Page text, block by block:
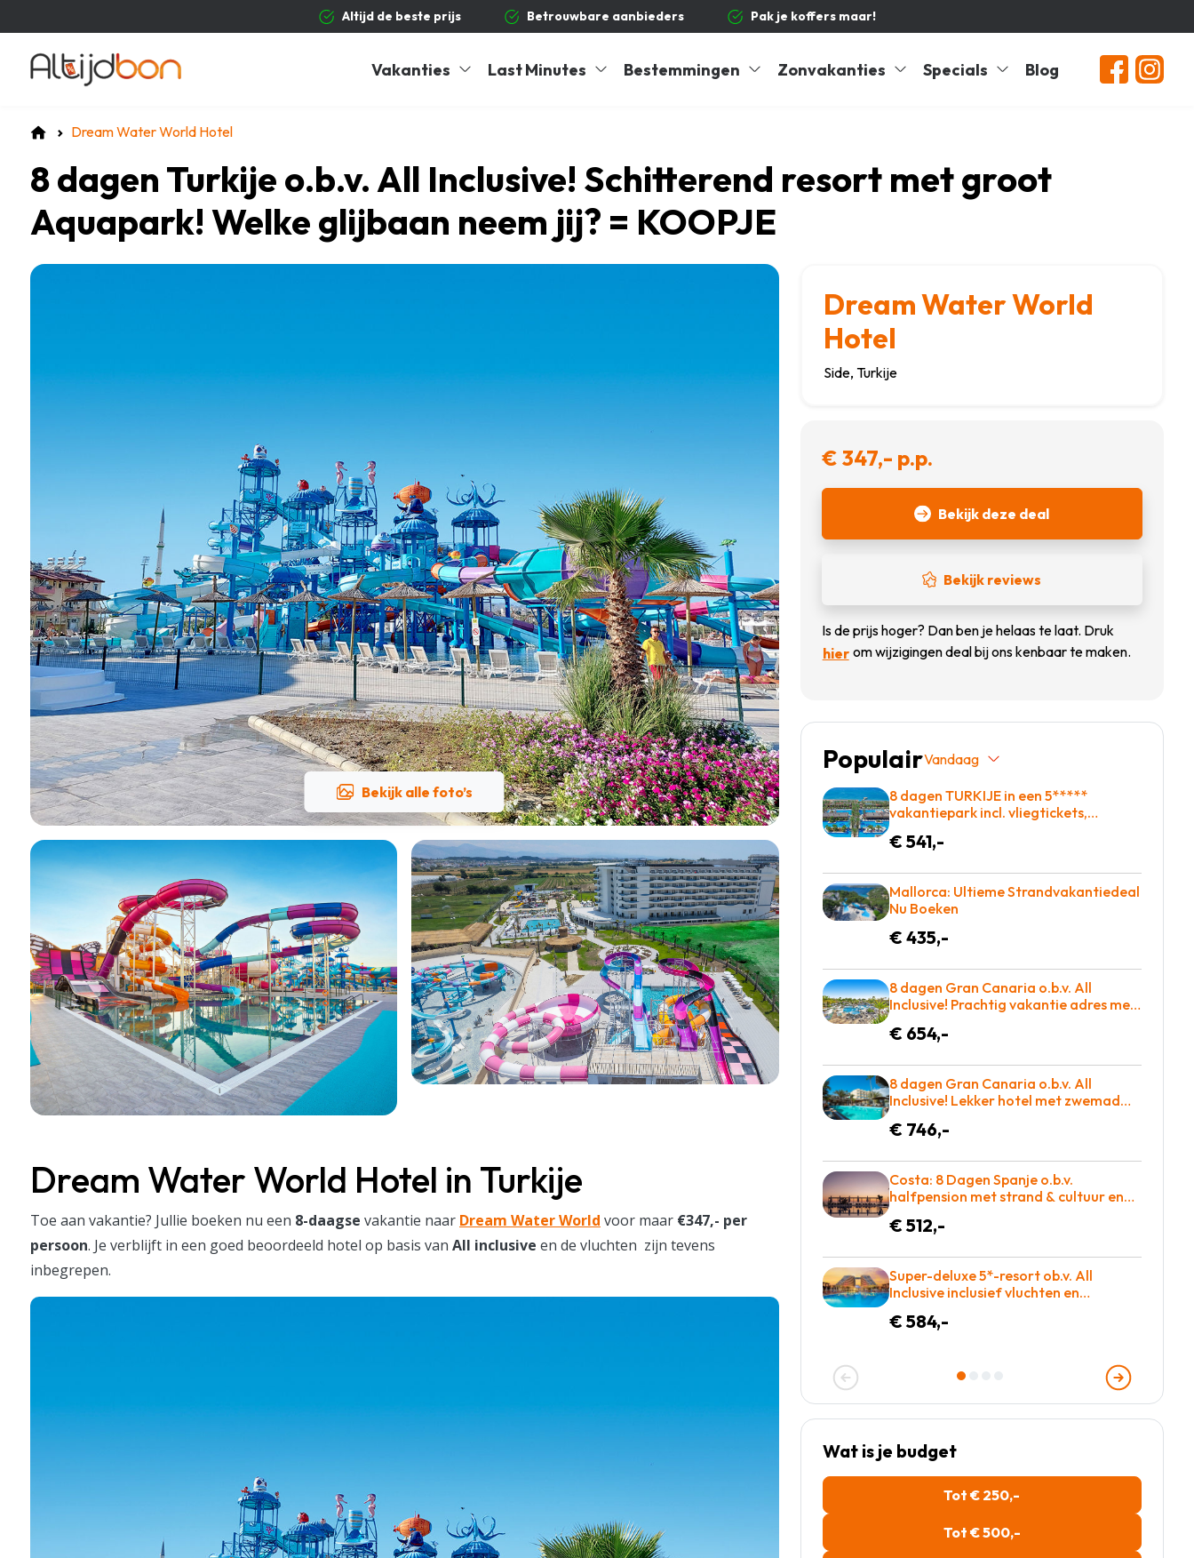
Altijd de beste prijs Betrouwbare aanbieders Pak je koffers maar!
Vakanties Last Minutes Bestemmingen Zonvakanties Specials Blog
Dream Water World Hotel
8 dagen Turkije o.b.v. All Inclusive! Schitterend resort met groot
Aquapark! Welke glijbaan neem jij? = KOOPJE
Bekijk alle foto’s
Dream Water World Hotel in Turkije
Toe aan vakantie? Jullie boeken nu een 8-daagse vakantie naar Dream Water World voor maar €347,- per
persoon. Je verblijft in een goed beoordeeld hotel op basis van All inclusive en de vluchten zijn tevens
inbegrepen.
Dream Water World
Hotel
Side, Turkije
€ 347,- p.p.
Bekijk deze deal
Bekijk reviews
Is de prijs hoger? Dan ben je helaas te laat. Druk
hier om wijzigingen deal bij ons kenbaar te maken.
PopulairVandaag
8 dagen TURKIJE in een 5*****
vakantiepark incl. vliegtickets,
transfers en met Zwembad met
glijbanen = BOEKEN!
€ 541,-
Mallorca: Ultieme Strandvakantiedeal
Nu Boeken
€ 435,-
8 dagen Gran Canaria o.b.v. All
Inclusive! Prachtig vakantie adres met
WOW
€ 654,-
8 dagen Gran Canaria o.b.v. All
Inclusive! Lekker hotel met zwemad
€ 746,-
Costa: 8 Dagen Spanje o.b.v.
halfpension met strand & cultuur en
Glij razendsnel van waterglijbanen!
€ 512,-
Super-deluxe 5*-resort ob.v. All
Inclusive inclusief vluchten en
€ 584,-
Wat is je budget
Tot € 250,-
Tot € 500,-